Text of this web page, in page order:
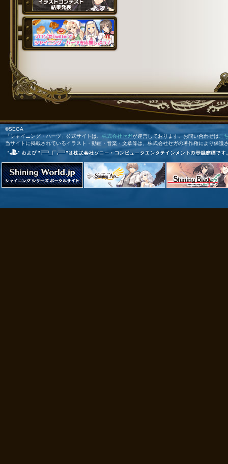
©SEGA
「シャイニング・ハーツ」公式サイトは、 株式会社セガが運営しております。お問い合わせは こ
当サイトに掲載されているイラスト・動画・音楽・文章等は、株式会社セガの著作権により保